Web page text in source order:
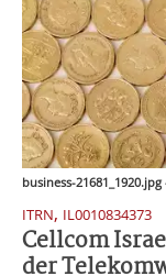
business-
ITRN, IL0010834373
Cellcom
der